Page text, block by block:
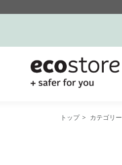
トップ > カテゴリー